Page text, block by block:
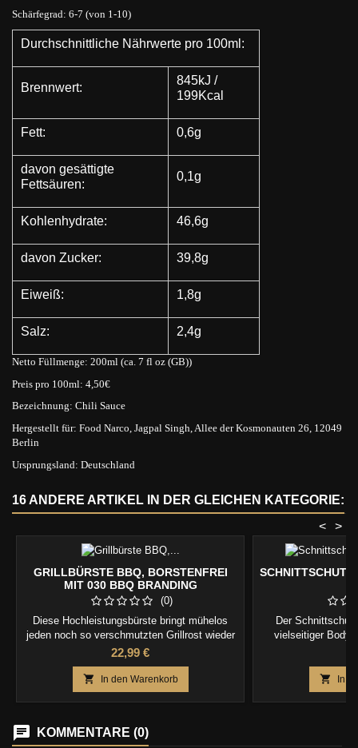
Schärfegrad: 6-7 (von 1-10)
Durchschnittliche Nährwerte pro 100ml:
Brennwert:
845kJ /
199Kcal
Fett: 0,6g
davon gesättigte
Fettsäuren:
0,1g
Kohlenhydrate: 46,6g
davon Zucker: 39,8g
Eiweiß: 1,8g
Salz: 2,4g
Netto Füllmenge: 200ml (ca. 7 fl oz (GB))
Preis pro 100ml: 4,50€
Bezeichnung: Chili Sauce
Hergestellt für: Food Narco, Jagpal Singh, Allee der Kosmonauten 26, 12049
Berlin
Ursprungsland: Deutschland
16 ANDERE ARTIKEL IN DER GLEICHEN KATEGORIE:
>
<
GRILLBÜRSTE BBQ, BORSTENFREI
MIT 030 BBQ BRANDING
(0)
Diese Hochleistungsbürste bringt mühelos
jeden noch so verschmutzten Grillrost wieder
zum Glänzen. Mit den dicht an dicht
angebackene Reste spürbar besser vom Grill
entfernt als von den Borsten herkömmlicher
Grillbürsten. Dank eines speziellen
Bürstenkopf wird die Kraft optimal...
Preis
22,99 €
 In den Warenkorb
Der
vielseitiger
Klingen und In
KOMMENTARE (0)